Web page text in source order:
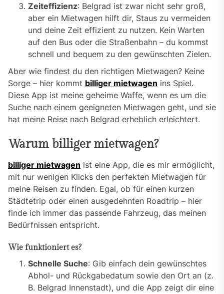
Zeiteffizienz: Belgrad ist zwar nicht sehr groß,
aber ein Mietwagen hilft dir, Staus zu vermeiden
und deine Zeit effizient zu nutzen. Kein Warten
auf den Bus oder die Straßenbahn – du kommst
schnell und bequem zu den gewünschten Zielen.
Aber wie findest du den richtigen Mietwagen? Keine
Sorge – hier kommt billiger mietwagen ins Spiel.
Diese App ist meine geheime Waffe, wenn es um die
Suche nach einem geeigneten Mietwagen geht, und sie
hat meine Reise nach Belgrad erheblich erleichtert.
Warum billiger mietwagen?
billiger mietwagen ist eine App, die es mir ermöglicht,
mit nur wenigen Klicks den perfekten Mietwagen für
meine Reisen zu finden. Egal, ob für einen kurzen
Städtetrip oder einen ausgedehnten Roadtrip – hier
finde ich immer das passende Fahrzeug, das meinen
Bedürfnissen entspricht.
Wie funktioniert es?
Schnelle Suche: Gib einfach dein gewünschtes
Abhol- und Rückgabedatum sowie den Ort an (z.
B. Belgrad Innenstadt), und die App zeigt dir eine